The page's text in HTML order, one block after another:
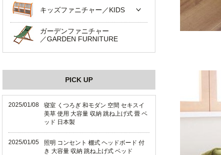
キッズファニチャー／KIDS
ガーデンファニチャー
／GARDEN FURNITURE
PICK UP
2025/01/08
寝室 くつろぎ 和モダン 空間 セキスイ
美草 使用 大容量 収納 跳ね上げ式 畳 ベ
ッド 日本製
2025/01/05
照明 コンセント 棚式 ヘッドボード 付
き 大容量 収納 跳ね上げ式 ベッド